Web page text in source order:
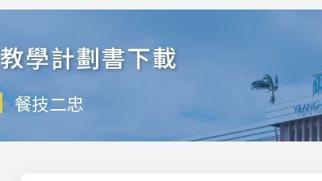
教學計劃書下載
餐技二忠